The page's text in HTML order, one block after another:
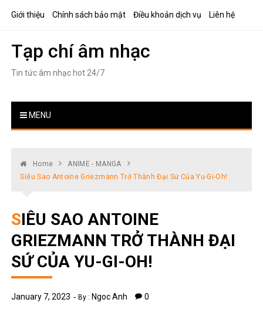
Giới thiệu Chính sách bảo mật Điều khoản dịch vụ Liên hệ
Tạp chí âm nhạc
Tin tức âm nhạc hot 24/7
MENU
Home
ANIME - MANGA
Siêu Sao Antoine Griezmann Trở Thành Đại Sứ Của Yu-Gi-Oh!
SIÊU SAO ANTOINE
GRIEZMANN TRỞ THÀNH ĐẠI
SỨ CỦA YU-GI-OH!
January 7, 2023 By : Ngoc Anh 0